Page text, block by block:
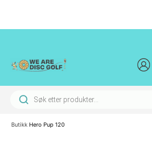
innholdet
Products search
Butikk Hero Pup 120